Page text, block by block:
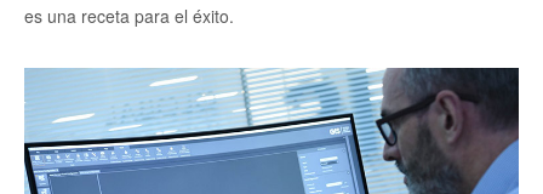
es una receta para el éxito.